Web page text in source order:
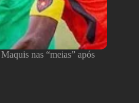
nas “meias” após